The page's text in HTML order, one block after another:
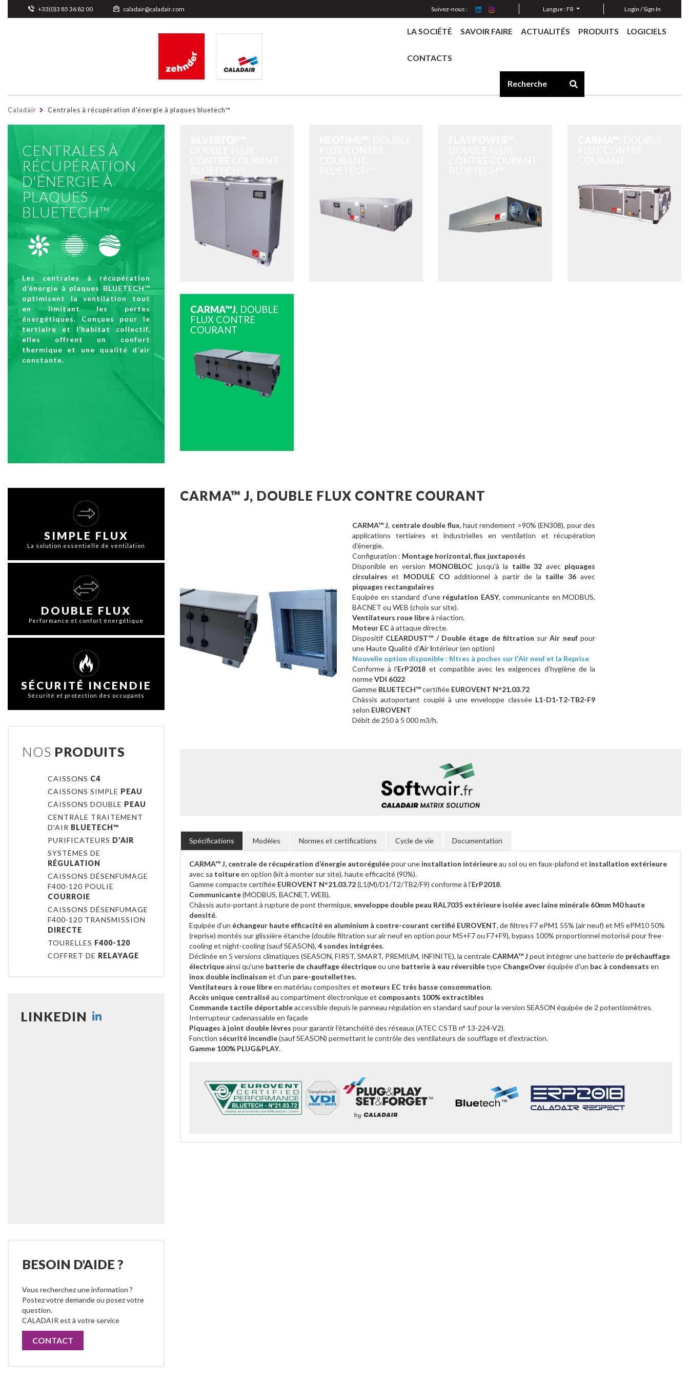
+33(0)3 85 36 82 00 caladair@caladair.com Suivez-nous : Langue :FR Login / Sign In
LA SOCIÉTÉ SAVOIR FAIRE ACTUALITÉS PRODUITS LOGICIELS
CONTACTS
Caladair Centrales à récupération d'énergie à plaques bluetech™
CENTRALES À
RÉCUPÉRATION
D'ÉNERGIE À
PLAQUES
BLUETECH™
Les centrales à récupération
d’énergie à plaques BLUETECH™
optimisent la ventilation tout
en limitant les pertes
énergétiques. Conçues pour le
tertiaire et l’habitat collectif,
elles offrent un confort
thermique et une qualité d’air
constante.
CARMA™J, DOUBLE
FLUX CONTRE
COURANT
SIMPLE FLUX
La solution essentielle de ventilation
DOUBLE FLUX
Performance et confort énergétique
SÉCURITÉ INCENDIE
Sécurité et protection des occupants
NOS PRODUITS
CAISSONS C4
CAISSONS SIMPLE PEAU
CAISSONS DOUBLE PEAU
CENTRALE TRAITEMENT
D'AIR BLUETECH™
PURIFICATEURS D'AIR
SYSTÈMES DE
RÉGULATION
CAISSONS DÉSENFUMAGE
F400-120 POULIE
COURROIE
CAISSONS DÉSENFUMAGE
F400-120 TRANSMISSION
DIRECTE
TOURELLES F400-120
COFFRET DE RELAYAGE
LINKEDIN
BESOIN D'AIDE ?
Vous recherchez une information ?
Postez votre demande ou posez votre
question.
CALADAIR est à votre service
CONTACT
CARMA™ J, DOUBLE FLUX CONTRE COURANT
CARMA™ J, centrale double flux, haut rendement >90% (EN308), pour des
applications tertiaires et industrielles en ventilation et récupération
d'énergie.
Configuration : Montage horizontal, flux juxtaposés
Disponible en version MONOBLOC jusqu'à la taille 32 avec piquages
circulaires et MODULE CO additionnel à partir de la taille 36avec
piquages rectangulaires
Equipée en standard d'une régulation EASY, communicante en MODBUS,
BACNET ou WEB (choix sur site).
Ventilateurs roue libreà réaction.
Moteur ECà attaque directe.
Dispositif CLEARDUST™ / Double étage de filtration surAir neufpour
une Haute Qualité d'Air Intérieur (en option)
Nouvelle option disponible : filtres à poches sur l'Air neuf et la Reprise
Conforme à l'ErP2018 et compatible avec les exigences d’hygiène de la
normeVDI 6022
Gamme BLUETECH™certifiée EUROVENT N°21.03.72
Châssis autoportant couplé à une enveloppe classée L1-D1-T2-TB2-F9
selon EUROVENT
Débit de 250 à 5 000 m3/h.
Spécifications Modèles Normes et certifications Cycle de vie Documentation
CARMA™ J, centrale de récupération d’énergie autoréguléepour une installation intérieureau sol ou en faux-plafond et installation extérieure
avec sa toitureen option (kit à monter sur site), haute efficacité (90%).
Gamme compacte certifiée EUROVENT N°21.03.72(L1(M)/D1/T2/TB2/F9) conforme à l'ErP2018.
Communicante(MODBUS, BACNET, WEB),
Châssis auto-portant à rupture de pont thermique, enveloppe double peau RAL7035 extérieure isolée avec laine minérale 60mm M0 haute
densité.
Equipée d’un échangeur haute efficacité en aluminium à contre-courant certifié EUROVENT, de filtres F7 ePM1 55% (air neuf) et M5 ePM10 50%
(reprise) montés sur glissière étanche (double filtration sur air neuf en option pour M5+F7 ou F7+F9), bypass 100% proportionnel motorisé pour free-
cooling et night-cooling (sauf SEASON), 4 sondes intégrées.
Déclinée en 5 versions climatiques (SEASON, FIRST, SMART, PREMIUM, INFINITE), la centrale CARMA™ J peut intégrer une batterie de préchauffage
électriqueainsi qu’une batterie de chauffage électriqueou une batterie à eau réversibletype ChangeOveréquipée d'un bac à condensats en
inox double inclinaison et d'un pare-goutellettes.
Ventilateurs à roue libreen matériau composites et moteurs EC très basse consommation.
Accès unique centraliséau compartiment électronique et composants 100% extractibles
Commande tactile déportableaccessible depuis le panneau régulation en standard sauf pour la version SEASON équipée de 2 potentiomètres.
Interrupteur cadenassable en façade
Piquages à joint double lèvres pour garantir l’étanchéité des réseaux (ATEC CSTB n° 13-224-V2).
Fonction sécurité incendie(sauf SEASON) permettant le contrôle des ventilateurs de soufflage et d'extraction.
Gamme 100% PLUG&PLAY.
Cookies management panel